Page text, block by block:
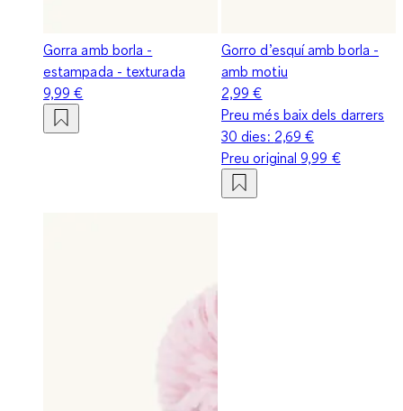
Gorra amb borla -
estampada - texturada
9,99 €
Gorro d’esquí amb borla -
amb motiu
2,99 €
Preu més baix dels darrers
30 dies: 2,69 €
Preu original9,99 €